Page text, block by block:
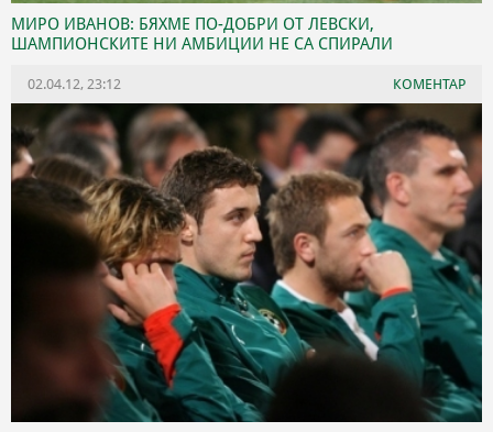
МИРО ИВАНОВ: БЯХМЕ ПО-ДОБРИ ОТ ЛЕВСКИ,
ШАМПИОНСКИТЕ НИ АМБИЦИИ НЕ СА СПИРАЛИ
02.04.12, 23:12 КОМЕНТАР